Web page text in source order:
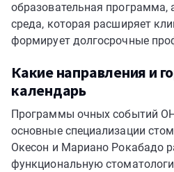
образовательная программа,
среда, которая расширяет
формирует долгосрочные
Какие направления и
календарь
Программы очных событий
основные специализации
Окесон и Мариано Рокабадо
функциональную